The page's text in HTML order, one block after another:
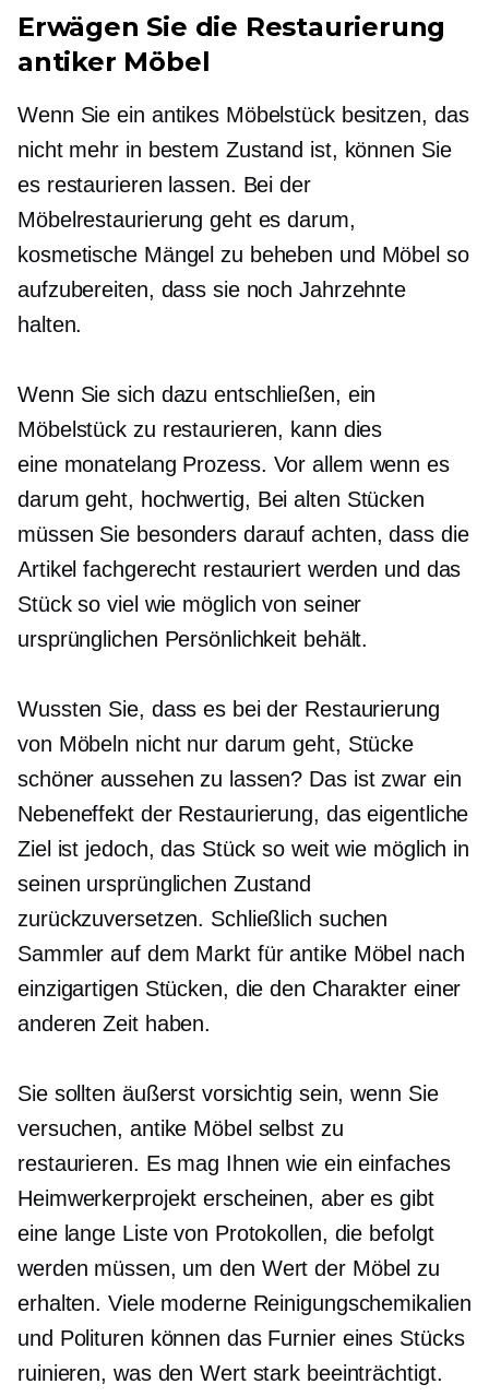
Erwägen Sie die Restaurierung
antiker Möbel
Wenn Sie ein antikes Möbelstück besitzen, das
nicht mehr in bestem Zustand ist, können Sie
es restaurieren lassen. Bei der
Möbelrestaurierung geht es darum,
kosmetische Mängel zu beheben und Möbel so
aufzubereiten, dass sie noch Jahrzehnte
halten.
Wenn Sie sich dazu entschließen, ein
Möbelstück zu restaurieren, kann dies
eine monatelang Prozess. Vor allem wenn es
darum geht, hochwertig, Bei alten Stücken
müssen Sie besonders darauf achten, dass die
Artikel fachgerecht restauriert werden und das
Stück so viel wie möglich von seiner
ursprünglichen Persönlichkeit behält.
Wussten Sie, dass es bei der Restaurierung
von Möbeln nicht nur darum geht, Stücke
schöner aussehen zu lassen? Das ist zwar ein
Nebeneffekt der Restaurierung, das eigentliche
Ziel ist jedoch, das Stück so weit wie möglich in
seinen ursprünglichen Zustand
zurückzuversetzen. Schließlich suchen
Sammler auf dem Markt für antike Möbel nach
einzigartigen Stücken, die den Charakter einer
anderen Zeit haben.
Sie sollten äußerst vorsichtig sein, wenn Sie
versuchen, antike Möbel selbst zu
restaurieren. Es mag Ihnen wie ein einfaches
Heimwerkerprojekt erscheinen, aber es gibt
eine lange Liste von Protokollen, die befolgt
werden müssen, um den Wert der Möbel zu
erhalten. Viele moderne Reinigungschemikalien
und Polituren können das Furnier eines Stücks
ruinieren, was den Wert stark beeinträchtigt.